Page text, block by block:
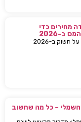
מחירים כדי
ב-2026
טסלה ישראל מסתערת על השוק ב-2026
של עשרות אלפי שקלים
– כל מה שחשוב